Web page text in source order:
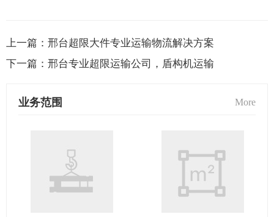
上一篇： 邢台超限大件专业运输物流解决方案
下一篇： 邢台专业超限运输公司，盾构机运输
业务范围 More